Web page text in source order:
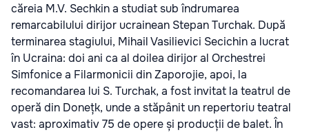
căreia M.V. Sechkin a studiat sub îndrumarea
remarcabilului dirijor ucrainean Stepan Turchak. După
terminarea stagiului, Mihail Vasilievici Secichin a lucrat
în Ucraina: doi ani ca al doilea dirijor al Orchestrei
Simfonice a Filarmonicii din Zaporojie, apoi, la
recomandarea lui S. Turchak, a fost invitat la teatrul de
operă din Donețk, unde a stăpânit un repertoriu teatral
vast: aproximativ 75 de opere și producții de balet. În